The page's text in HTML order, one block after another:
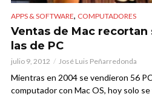
APPS & SOFTWARE, COMPUTADORES
Ventas de Mac
las de PC
julio 9, 2012 José Luis Peñarredonda
Mientras en 2004 se vendieron 56
computador con Mac OS, hoy solo